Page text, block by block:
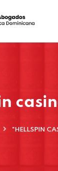
"HELLSPIN